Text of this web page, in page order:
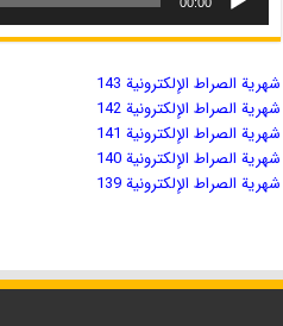
شهریة الصراط الإلكترونية 143
شهریة الصراط الإلكترونية 142
شهریة الصراط الإلكترونية 141
شهریة الصراط الإلكترونية 140
شهریة الصراط الإلكترونية 139